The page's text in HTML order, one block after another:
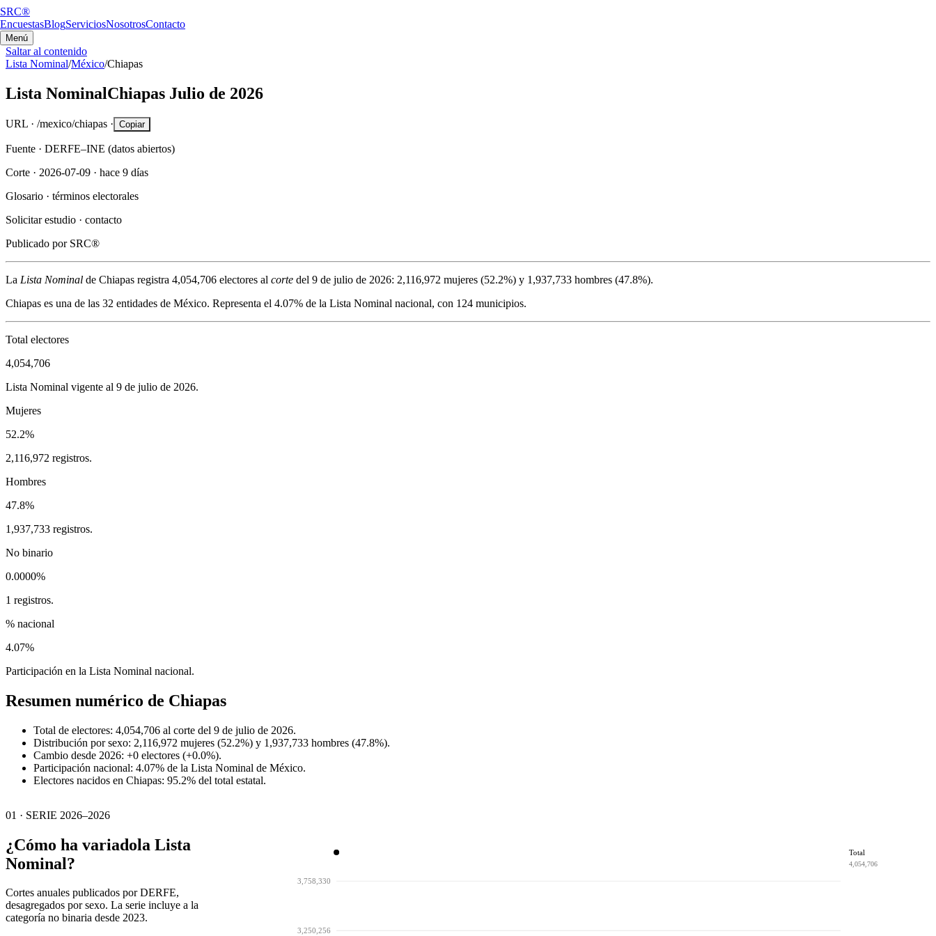
SRC®
EncuestasBlogServiciosNosotrosContacto
Menú
Saltar al contenido
Lista Nominal/México/Chiapas
Lista NominalChiapas Julio de 2026
URL · /mexico/chiapas · Copiar
Fuente · DERFE–INE (datos abiertos)
Corte · 2026-07-09 · hace 9 días
Glosario · términos electorales
Solicitar estudio · contacto
Publicado por SRC®
La Lista Nominal de Chiapas registra 4,054,706 electores al corte del 9 de julio de 2026: 2,116,972 mujeres (52.2%) y 1,937,733 hombres (47.8%).
Chiapas es una de las 32 entidades de México. Representa el 4.07% de la Lista Nominal nacional, con 124 municipios.
Total electores
4,054,706
Lista Nominal vigente al 9 de julio de 2026.
Mujeres
52.2%
2,116,972 registros.
Hombres
47.8%
1,937,733 registros.
No binario
0.0000%
1 registros.
% nacional
4.07%
Participación en la Lista Nominal nacional.
Resumen numérico de Chiapas
Total de electores: 4,054,706 al corte del 9 de julio de 2026.
Distribución por sexo: 2,116,972 mujeres (52.2%) y 1,937,733 hombres (47.8%).
Cambio desde 2026: +0 electores (+0.0%).
Participación nacional: 4.07% de la Lista Nominal de México.
Electores nacidos en Chiapas: 95.2% del total estatal.
01 · SERIE 2026–2026
¿Cómo ha variadola Lista
Nominal?
Cortes anuales publicados por DERFE,
desagregados por sexo. La serie incluye a la
categoría no binaria desde 2023.
3,250,256
3,758,330
Total
4,054,706